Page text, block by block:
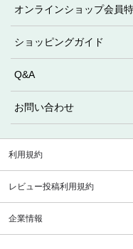
オンラインショップ会員
ショッピングガイド
Q&A
お問い合わせ
利用規約
レビュー投稿利用規約
企業情報